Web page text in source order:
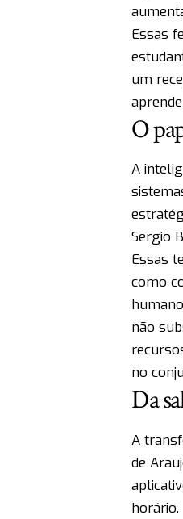
Essas
um
O
A
Sergio
Essas
como
não
no
Da
A
de
horário.